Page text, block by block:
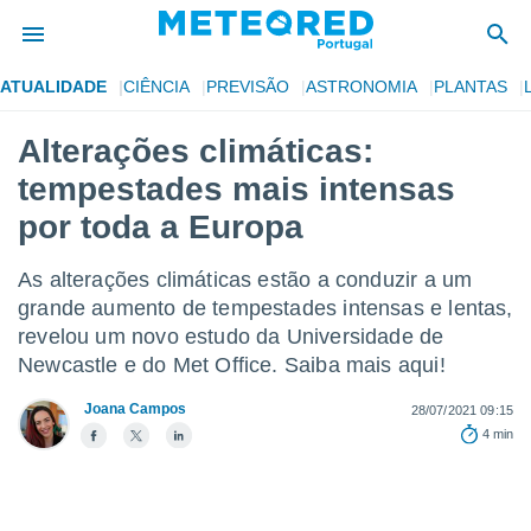
da
foi
para
fornecidas
a este
das
e
forma
ATUALIDADE CIÊNCIA PREVISÃO ASTRONOMIA PLANTAS
Alterações climáticas:
tempestades mais intensas
por toda a Europa
As alterações climáticas estão a conduzir a um
grande aumento de tempestades intensas e lentas,
revelou um novo estudo da Universidade de
Newcastle e do Met Office. Saiba mais aqui!
Joana Campos
28/07/2021 09:15
4 min